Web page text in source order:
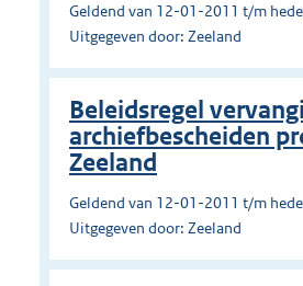
Geldend van 12-01-2011 t/m
Uitgegeven door: Zeeland
Beleidsregel
archiefbescheiden
Zeeland
Geldend van 12-01-2011 t/m
Uitgegeven door: Zeeland